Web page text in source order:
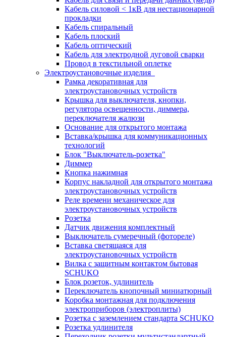
Кабель силовой < 1кВ для нестационарной
прокладки
Кабель спиральный
Кабель плоский
Кабель оптический
Кабель для электродной дуговой сварки
Провод в текстильной оплетке
Электроустановочные изделия
Рамка декоративная для
электроустановочных устройств
Крышка для выключателя, кнопки,
регулятора освещенности, диммера,
переключателя жалюзи
Основание для открытого монтажа
Вставка/крышка для коммуникационных
технологий
Блок "Выключатель-розетка"
Диммер
Кнопка нажимная
Корпус накладной для открытого монтажа
электроустановочных устройств
Реле времени механическое для
электроустановочных устройств
Розетка
Датчик движения комплектный
Выключатель сумеречный (фотореле)
Вставка светящаяся для
электроустановочных устройств
Вилка с защитным контактом бытовая
SCHUKO
Блок розеток, удлинитель
Переключатель кнопочный миниатюрный
Коробка монтажная для подключения
электроприборов (электроплиты)
Розетка с заземлением стандарта SCHUKO
Розетка удлинителя